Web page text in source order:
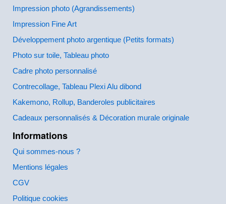
Impression photo (Agrandissements)
Impression Fine Art
Développement photo argentique (Petits formats)
Photo sur toile, Tableau photo
Cadre photo personnalisé
Contrecollage, Tableau Plexi Alu dibond
Kakemono, Rollup, Banderoles publicitaires
Cadeaux personnalisés & Décoration murale originale
Informations
Qui sommes-nous ?
Mentions légales
CGV
Politique cookies